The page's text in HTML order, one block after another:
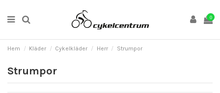
0
Hem Kläder Cykelkläder Herr Strumpor
Strumpor